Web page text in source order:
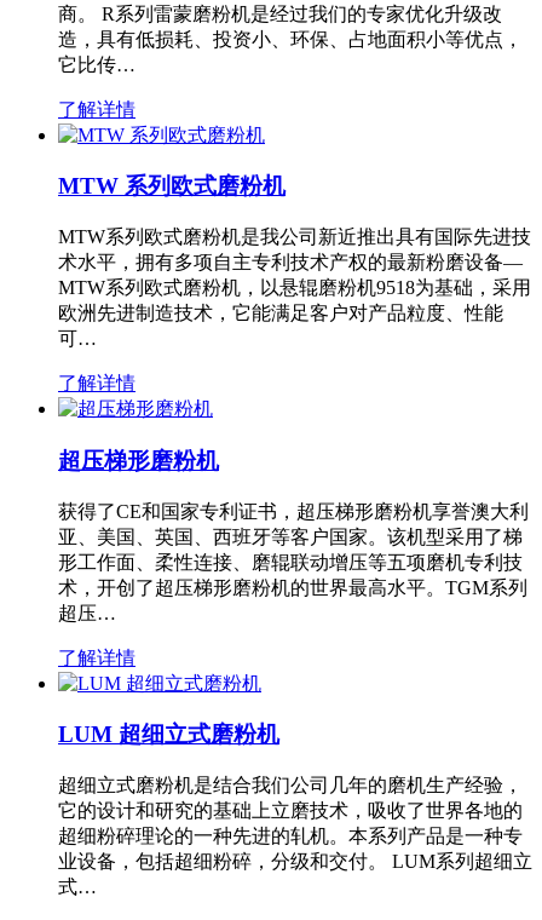
商。 R系列雷蒙磨粉机是经过我们的专家优化升级改
造，具有低损耗、投资小、环保、占地面积小等优点，
它比传…
了解详情
MTW 系列欧式磨粉机
MTW系列欧式磨粉机是我公司新近推出具有国际先进技
术水平，拥有多项自主专利技术产权的最新粉磨设备—
MTW系列欧式磨粉机，以悬辊磨粉机9518为基础，采用
欧洲先进制造技术，它能满足客户对产品粒度、性能
可…
了解详情
超压梯形磨粉机
获得了CE和国家专利证书，超压梯形磨粉机享誉澳大利
亚、美国、英国、西班牙等客户国家。该机型采用了梯
形工作面、柔性连接、磨辊联动增压等五项磨机专利技
术，开创了超压梯形磨粉机的世界最高水平。TGM系列
超压…
了解详情
LUM 超细立式磨粉机
超细立式磨粉机是结合我们公司几年的磨机生产经验，
它的设计和研究的基础上立磨技术，吸收了世界各地的
超细粉碎理论的一种先进的轧机。本系列产品是一种专
业设备，包括超细粉碎，分级和交付。 LUM系列超细立
式…